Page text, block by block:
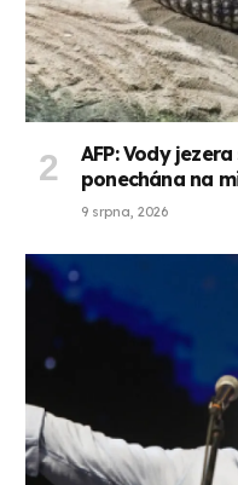
AFP: Vody
ponechána na
9 srpna, 2026